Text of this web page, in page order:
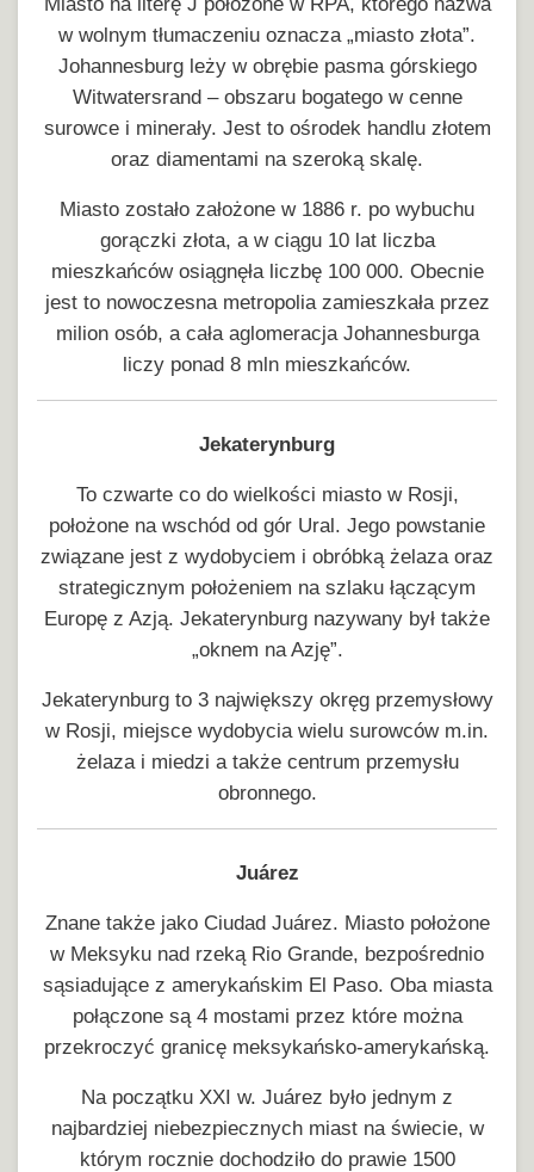
w wolnym tłumaczeniu oznacza „miasto złota”.
Johannesburg leży w obrębie pasma górskiego
Witwatersrand – obszaru bogatego w cenne
surowce i minerały. Jest to ośrodek handlu złotem
oraz diamentami na szeroką skalę.
Miasto zostało założone w 1886 r. po wybuchu
gorączki złota, a w ciągu 10 lat liczba
mieszkańców osiągnęła liczbę 100 000. Obecnie
jest to nowoczesna metropolia zamieszkała przez
milion osób, a cała aglomeracja Johannesburga
liczy ponad 8 mln mieszkańców.
Jekaterynburg
To czwarte co do wielkości miasto w Rosji,
położone na wschód od gór Ural. Jego powstanie
związane jest z wydobyciem i obróbką żelaza oraz
strategicznym położeniem na szlaku łączącym
Europę z Azją. Jekaterynburg nazywany był także
„oknem na Azję”.
Jekaterynburg to 3 największy okręg przemysłowy
w Rosji, miejsce wydobycia wielu surowców m.in.
żelaza i miedzi a także centrum przemysłu
obronnego.
Juárez
Znane także jako Ciudad Juárez. Miasto położone
w Meksyku nad rzeką Rio Grande, bezpośrednio
sąsiadujące z amerykańskim El Paso. Oba miasta
połączone są 4 mostami przez które można
przekroczyć granicę meksykańsko-amerykańską.
Na początku XXI w. Juárez było jednym z
najbardziej niebezpiecznych miast na świecie, w
którym rocznie dochodziło do prawie 1500